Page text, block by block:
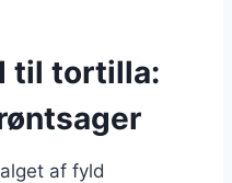
til tortilla:
af fyld